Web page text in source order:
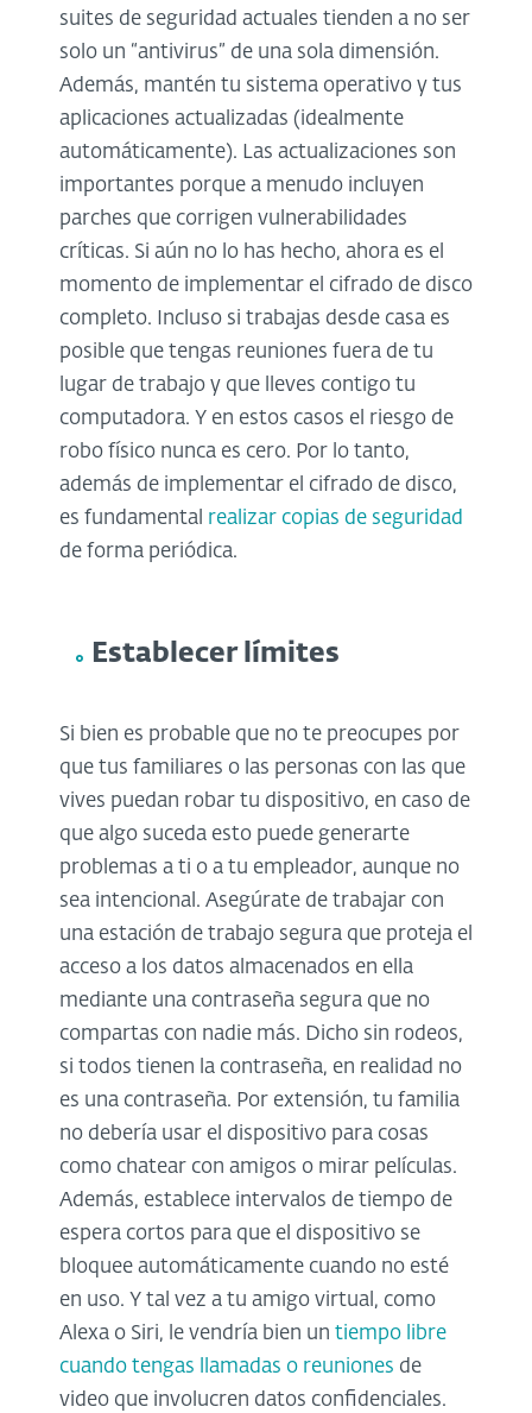
suites de seguridad actuales tienden a no ser
solo un “antivirus” de una sola dimensión.
Además, mantén tu sistema operativo y tus
aplicaciones actualizadas (idealmente
automáticamente). Las actualizaciones son
importantes porque a menudo incluyen
parches que corrigen vulnerabilidades
críticas. Si aún no lo has hecho, ahora es el
momento de implementar el cifrado de disco
completo. Incluso si trabajas desde casa es
posible que tengas reuniones fuera de tu
lugar de trabajo y que lleves contigo tu
computadora. Y en estos casos el riesgo de
robo físico nunca es cero. Por lo tanto,
además de implementar el cifrado de disco,
es fundamental realizar copias de seguridad
de forma periódica.
Establecer límites
Si bien es probable que no te preocupes por
que tus familiares o las personas con las que
vives puedan robar tu dispositivo, en caso de
que algo suceda esto puede generarte
problemas a ti o a tu empleador, aunque no
sea intencional. Asegúrate de trabajar con
una estación de trabajo segura que proteja el
acceso a los datos almacenados en ella
mediante una contraseña segura que no
compartas con nadie más. Dicho sin rodeos,
si todos tienen la contraseña, en realidad no
es una contraseña. Por extensión, tu familia
no debería usar el dispositivo para cosas
como chatear con amigos o mirar películas.
Además, establece intervalos de tiempo de
espera cortos para que el dispositivo se
bloquee automáticamente cuando no esté
en uso. Y tal vez a tu amigo virtual, como
Alexa o Siri, le vendría bien un tiempo libre
cuando tengas llamadas o reuniones de
video que involucren datos confidenciales.